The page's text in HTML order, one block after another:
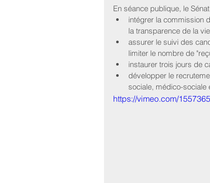
En séance publique, le
intégrer la commission
la transparence de la
assurer le suivi des
limiter le nombre de
instaurer trois jours de
développer le
sociale, médico-sociale
https://vimeo.com/